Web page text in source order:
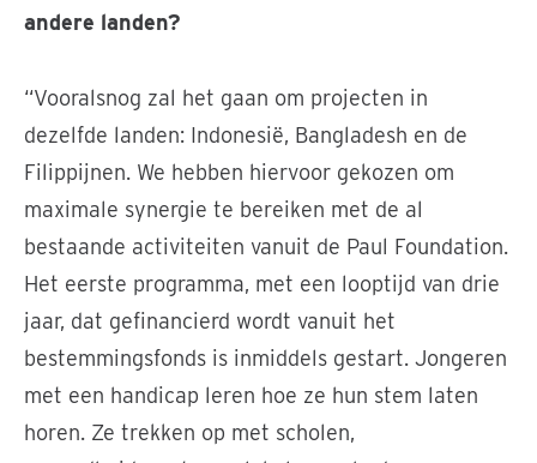
andere landen?
“Vooralsnog zal het gaan om projecten in
dezelfde landen: Indonesië, Bangladesh en de
Filippijnen. We hebben hiervoor gekozen om
maximale synergie te bereiken met de al
bestaande activiteiten vanuit de Paul Foundation.
Het eerste programma, met een looptijd van drie
jaar, dat gefinancierd wordt vanuit het
bestemmingsfonds is inmiddels gestart. Jongeren
met een handicap leren hoe ze hun stem laten
horen. Ze trekken op met scholen,